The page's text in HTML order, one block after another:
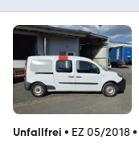
Unfallfrei • EZ 05/2018•